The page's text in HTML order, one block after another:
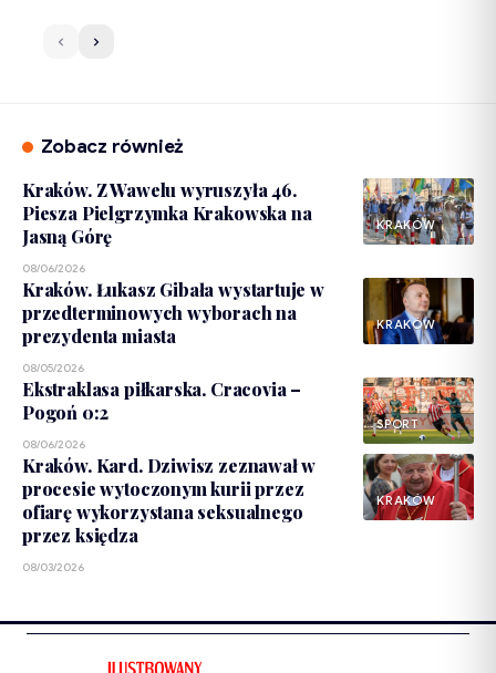
Zobacz również
KRAKÓW
Kraków. Z Wawelu wyruszyła 46.
Piesza Pielgrzymka Krakowska na
Jasną Górę
08/06/2026
KRAKÓW
Kraków. Łukasz Gibała wystartuje w
przedterminowych wyborach na
prezydenta miasta
08/05/2026
SPORT
Ekstraklasa piłkarska. Cracovia –
Pogoń 0:2
08/06/2026
KRAKÓW
Kraków. Kard. Dziwisz zeznawał w
procesie wytoczonym kurii przez
ofiarę wykorzystana seksualnego
przez księdza
08/03/2026